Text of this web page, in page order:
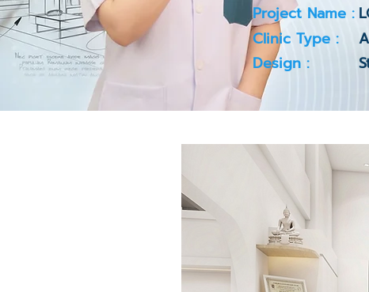
Project Name :
Clinic Type :
Design :